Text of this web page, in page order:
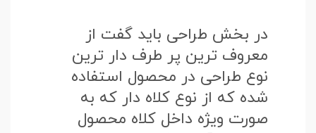
در بخش طراحی باید گفت از
معروف ترین پر طرف دار ترین
نوع طراحی در محصول استفاده
شده که از نوع کلاه دار که به
صورت ویژه داخل کلاه محصول